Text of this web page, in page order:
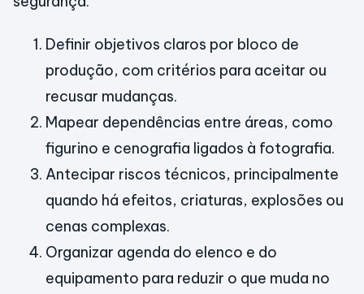
Definir objetivos claros por bloco de
produção, com critérios para aceitar ou
recusar mudanças.
Mapear dependências entre áreas, como
figurino e cenografia ligados à fotografia.
Antecipar riscos técnicos, principalmente
quando há efeitos, criaturas, explosões ou
cenas complexas.
Organizar agenda do elenco e do
equipamento para reduzir o que muda no